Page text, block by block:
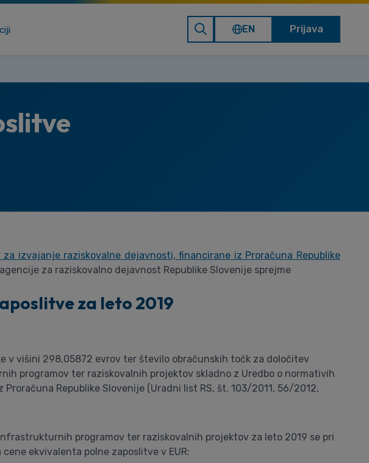
EN Prijava
izvajanje raziskovalne dejavnosti, financirane iz Proračuna Republike
za raziskovalno dejavnost Republike Slovenije sprejme
za leto 2019
v višini 298,05872 evrov ter število obračunskih točk za določitev
programov ter raziskovalnih projektov skladno z Uredbo o normativih
Republike Slovenije (Uradni list RS, št. 103/2011, 56/2012,
programov ter raziskovalnih projektov za leto 2019 se pri
ekvivalenta polne zaposlitve v EUR: